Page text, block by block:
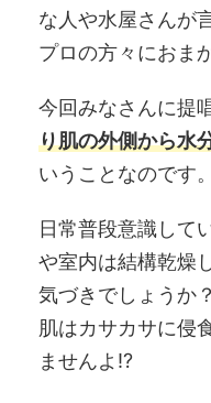
な人や水屋さんが
プロの方々におま
今回みなさんに提
り肌の外側から水
いうことなのです。
日常普段意識して
や室内は結構乾燥
気づきでしょうか
肌はカサカサに侵
ませんよ!?